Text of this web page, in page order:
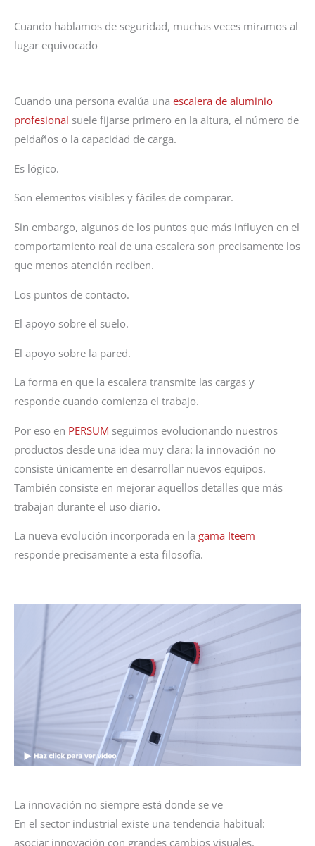
Cuando hablamos de seguridad, muchas veces miramos al
lugar equivocado
Cuando una persona evalúa una escalera de aluminio
profesional suele fijarse primero en la altura, el número de
peldaños o la capacidad de carga.
Es lógico.
Son elementos visibles y fáciles de comparar.
Sin embargo, algunos de los puntos que más influyen en el
comportamiento real de una escalera son precisamente los
que menos atención reciben.
Los puntos de contacto.
El apoyo sobre el suelo.
El apoyo sobre la pared.
La forma en que la escalera transmite las cargas y
responde cuando comienza el trabajo.
Por eso en PERSUM seguimos evolucionando nuestros
productos desde una idea muy clara: la innovación no
consiste únicamente en desarrollar nuevos equipos.
También consiste en mejorar aquellos detalles que más
trabajan durante el uso diario.
La nueva evolución incorporada en la gama Iteem
responde precisamente a esta filosofía.
La innovación no siempre está donde se ve
En el sector industrial existe una tendencia habitual:
asociar innovación con grandes cambios visuales.